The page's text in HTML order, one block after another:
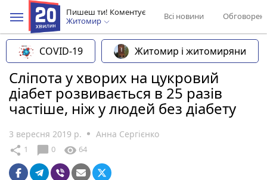
Пишеш ти! Коментує
Житомир
Всі новини
COVID-19 Житомир і житомиряни
Сліпота у хворих на цукровий
діабет розвивається в 25 разів
частіше, ніж у людей без діабету
3 вересня 2019 р. Анна Сергієнко
share 1 chat_bubble 0 visibility 64